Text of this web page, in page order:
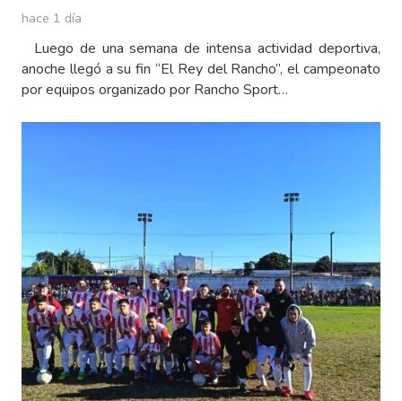
hace 1 día
Luego de una semana de intensa actividad deportiva,
anoche llegó a su fin “El Rey del Rancho”, el campeonato
por equipos organizado por Rancho Sport…